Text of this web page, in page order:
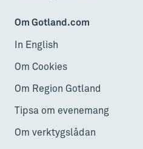
Om Gotland.com
In English
Om Cookies
Om Region Gotland
Tipsa om evenemang
Om verktygslådan